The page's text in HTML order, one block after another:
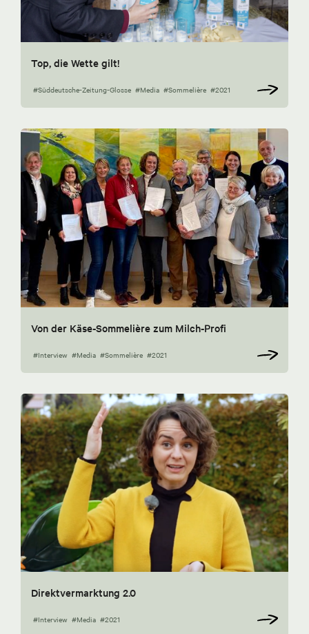
Top, die Wette gilt!
#Süddeutsche-Zeitung-Glosse #Media #Sommelière #2021
Von der Käse-Sommelière zum Milch-Profi
#Interview #Media #Sommelière #2021
Direktvermarktung 2.0
#Interview #Media #2021